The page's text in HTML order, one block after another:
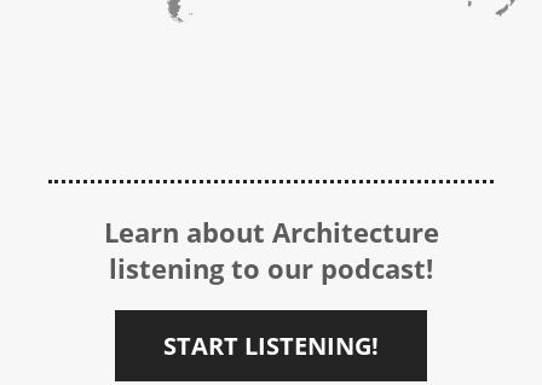
Learn about Architecture
listening to our podcast!
START LISTENING!